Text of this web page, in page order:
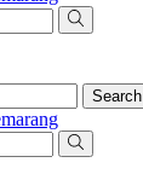
Search